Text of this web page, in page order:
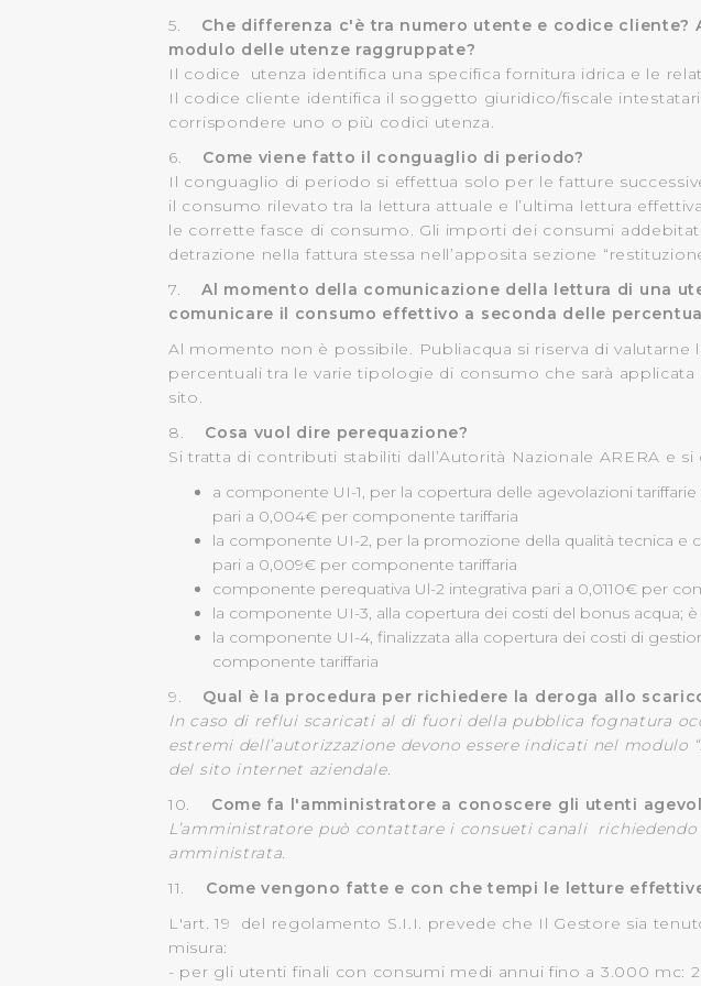
Cliccando su "Accetta tutti", l'Utente accetta di
Cliccando su "Personalizza" l’Utente può gestire
Cliccando su "Rifiuta" o sulla "X" posizionata in alto
eccezione dei cookie tecnici. La chiusura del
dunque la continuazione della navigazione in
5. Che differenza c'è tra numero utente e codice
modulo delle utenze raggruppate?
Il codice utenza identifica una specifica fornitura idrica e le
Il codice cliente identifica il soggetto giuridico/fiscale
corrispondere uno o più codici utenza.
6. Come viene fatto il conguaglio di periodo?
Il conguaglio di periodo si effettua solo per le fatture
il consumo rilevato tra la lettura attuale e l’ultima lettura
le corrette fasce di consumo. Gli importi dei consumi
detrazione nella fattura stessa nell’apposita sezione
7.Al momento della comunicazione della lettura di una
comunicare il consumo effettivo a seconda delle
Al momento non è possibile. Publiacqua si riserva di valutarne
percentuali tra le varie tipologie di consumo che sarà
sito.
8. Cosa vuol dire perequazione?
Si tratta di contributi stabiliti dall’Autorità Nazionale ARERA e
a componente UI-1, per la copertura delle agevolazioni
pari a 0,004€ per componente tariffaria
la componente UI-2, per la promozione della qualità tecnica e
pari a 0,009€ per componente tariffaria
componente perequativa Ul-2 integrativa pari a 0,0110€ per
la componente UI-3, alla copertura dei costi del bonus acqua;
la componente UI-4, finalizzata alla copertura dei costi di
componente tariffaria
9. Qual è la procedura per richiedere la deroga allo
In caso di reflui scaricati al di fuori della pubblica fognatura
estremi dell’autorizzazione devono essere indicati nel
del sito internet aziendale.
10.
Come fa l'amministratore a conoscere gli utenti
L’amministratore può contattare i consueti canali
amministrata.
11. Come vengono fatte e con che tempi le letture
L'art. 19 del regolamento S.I.I. prevede che Il Gestore sia
misura:
- per gli utenti finali con consumi medi annui fino a 3.000 mc: 2